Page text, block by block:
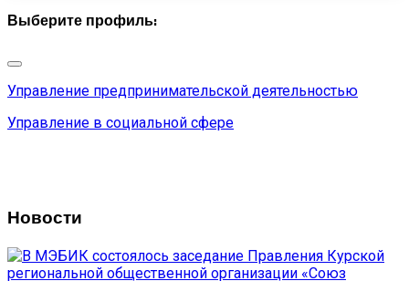
Выберите профиль:
Управление предпринимательской деятельностью
Управление в социальной сфере
Новости